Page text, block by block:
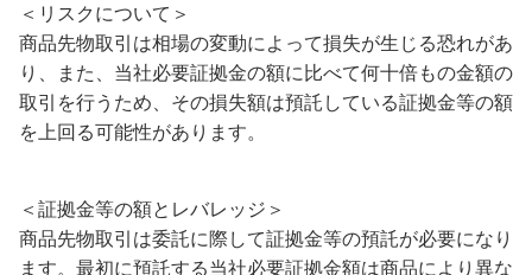
＜リスクについて＞
商品先物取引は相場の変動によって損失が生じる恐れがあ
り、また、当社必要証拠金の額に比べて何十倍もの金額の
取引を行うため、その損失額は預託している証拠金等の額
を上回る可能性があります。
＜証拠金等の額とレバレッジ＞
商品先物取引は委託に際して証拠金等の預託が必要になり
ます。最初に預託する当社必要証拠金額は商品により異な